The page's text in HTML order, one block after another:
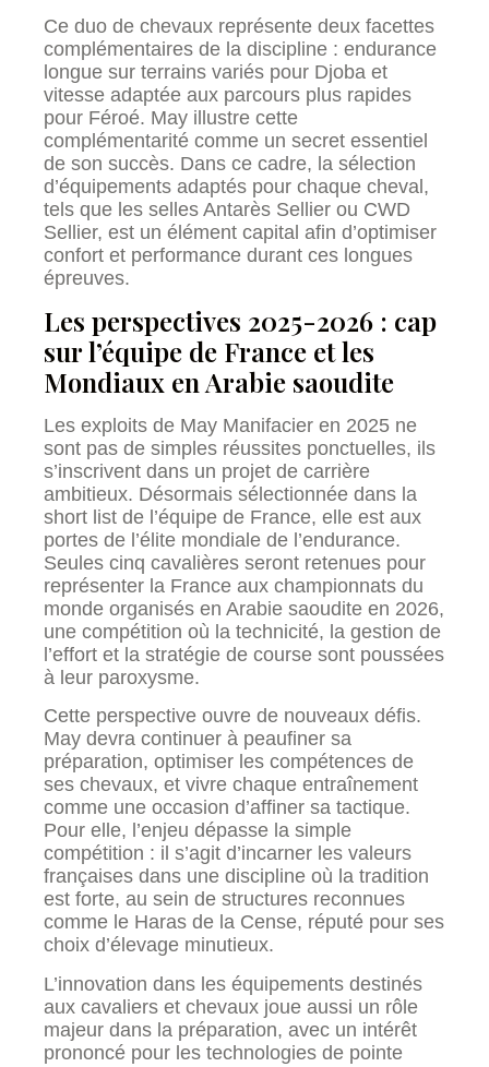
Ce duo de chevaux représente deux facettes
complémentaires de la discipline : endurance
longue sur terrains variés pour Djoba et
vitesse adaptée aux parcours plus rapides
pour Féroé. May illustre cette
complémentarité comme un secret essentiel
de son succès. Dans ce cadre, la sélection
d’équipements adaptés pour chaque cheval,
tels que les selles Antarès Sellier ou CWD
Sellier, est un élément capital afin d’optimiser
confort et performance durant ces longues
épreuves.
Les perspectives 2025-2026 : cap
sur l’équipe de France et les
Mondiaux en Arabie saoudite
Les exploits de May Manifacier en 2025 ne
sont pas de simples réussites ponctuelles, ils
s’inscrivent dans un projet de carrière
ambitieux. Désormais sélectionnée dans la
short list de l’équipe de France, elle est aux
portes de l’élite mondiale de l’endurance.
Seules cinq cavalières seront retenues pour
représenter la France aux championnats du
monde organisés en Arabie saoudite en 2026,
une compétition où la technicité, la gestion de
l’effort et la stratégie de course sont poussées
à leur paroxysme.
Cette perspective ouvre de nouveaux défis.
May devra continuer à peaufiner sa
préparation, optimiser les compétences de
ses chevaux, et vivre chaque entraînement
comme une occasion d’affiner sa tactique.
Pour elle, l’enjeu dépasse la simple
compétition : il s’agit d’incarner les valeurs
françaises dans une discipline où la tradition
est forte, au sein de structures reconnues
comme le Haras de la Cense, réputé pour ses
choix d’élevage minutieux.
L’innovation dans les équipements destinés
aux cavaliers et chevaux joue aussi un rôle
majeur dans la préparation, avec un intérêt
prononcé pour les technologies de pointe